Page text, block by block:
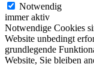
Notwendig
immer aktiv
Notwendige Cookies
Website unbedingt
grundlegende
Website, Sie bleiben